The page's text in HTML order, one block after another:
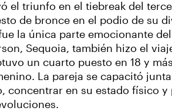
el triunfo en el tiebreak del
de bronce en el podio de su
la única parte emocionante
Sequoia, también hizo el
un cuarto puesto en 18 y
La pareja se capacitó
concentrar en su estado físico y